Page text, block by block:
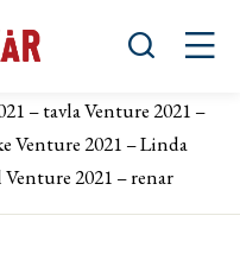
Öppna
– tavla Venture 2021 –
Venture 2021 – Linda
2021 – renar